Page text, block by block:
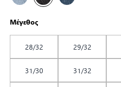
Μέγεθος
28/32 29/32
31/30
31/32